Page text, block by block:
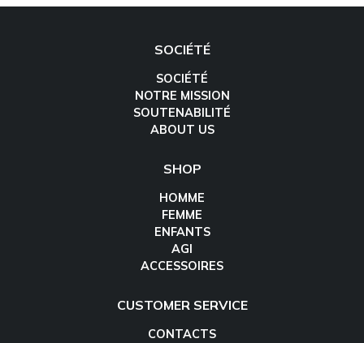
SOCIÉTÉ
SOCIÉTÉ
NOTRE MISSION
SOUTENABILITÉ
ABOUT US
SHOP
HOMME
FEMME
ENFANTS
AGI
ACCESSOIRES
CUSTOMER SERVICE
CONTACTS